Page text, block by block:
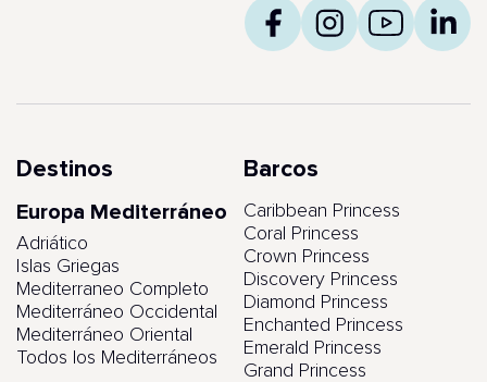
Destinos
Europa Mediterráneo
Adriático
Islas Griegas
Mediterraneo Completo
Mediterráneo Occidental
Mediterráneo Oriental
Todos los Mediterráneos
Barcos
Caribbean Princess
Coral Princess
Crown Princess
Discovery Princess
Diamond Princess
Enchanted Princess
Emerald Princess
Grand Princess